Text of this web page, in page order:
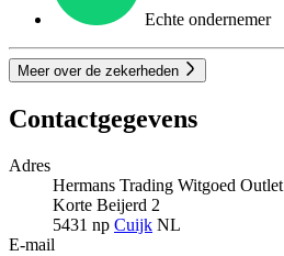
Echte ondernemer
Meer over de zekerheden
Contactgegevens
Adres
Hermans Trading Witgoed Outlet
Korte Beijerd 2
5431 np Cuijk NL
E-mail